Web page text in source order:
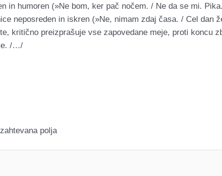
in humoren (»Ne bom, ker pač nočem. / Ne da se mi.
neposreden in iskren (»Ne, nimam zdaj časa. / Cel dan
kritično preizprašuje vse zapovedane meje, proti koncu
/…/
polja